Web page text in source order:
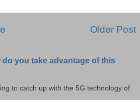
Older Post
you take advantage of this
to catch up with the 5G technology of